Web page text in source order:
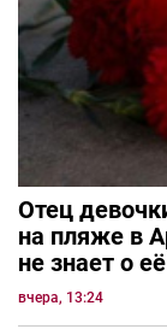
Отец
на пляже в
не знает о
вчера, 13:24